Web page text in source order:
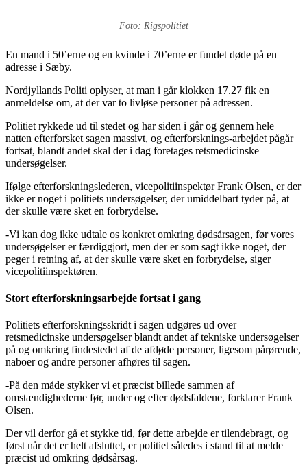
Foto: Rigspolitiet
En mand i 50’erne og en kvinde i 70’erne er fundet døde på en
adresse i Sæby.
Nordjyllands Politi oplyser, at man i går klokken 17.27 fik en
anmeldelse om, at der var to livløse personer på adressen.
Politiet rykkede ud til stedet og har siden i går og gennem hele
natten efterforsket sagen massivt, og efterforsknings-arbejdet pågår
fortsat, blandt andet skal der i dag foretages retsmedicinske
undersøgelser.
Ifølge efterforskningslederen, vicepolitiinspektør Frank Olsen, er der
ikke er noget i politiets undersøgelser, der umiddelbart tyder på, at
der skulle være sket en forbrydelse.
-Vi kan dog ikke udtale os konkret omkring dødsårsagen, før vores
undersøgelser er færdiggjort, men der er som sagt ikke noget, der
peger i retning af, at der skulle være sket en forbrydelse, siger
vicepolitiinspektøren.
Stort efterforskningsarbejde fortsat i gang
Politiets efterforskningsskridt i sagen udgøres ud over
retsmedicinske undersøgelser blandt andet af tekniske undersøgelser
på og omkring findestedet af de afdøde personer, ligesom pårørende,
naboer og andre personer afhøres til sagen.
-På den måde stykker vi et præcist billede sammen af
omstændighederne før, under og efter dødsfaldene, forklarer Frank
Olsen.
Der vil derfor gå et stykke tid, før dette arbejde er tilendebragt, og
først når det er helt afsluttet, er politiet således i stand til at melde
præcist ud omkring dødsårsag.